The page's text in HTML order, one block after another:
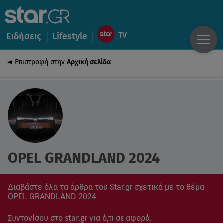
Ειδήσεις Lifestyle
Επιστροφή στην Αρχική σελίδα
OPEL GRANDLAND 2024
Διαβάστε όλα τα άρθρα του Star.gr σχετικά με το θέμα
OPEL GRANDLAND 2024
Συντονίσου στο star.gr για ό,τι σε αφορά.